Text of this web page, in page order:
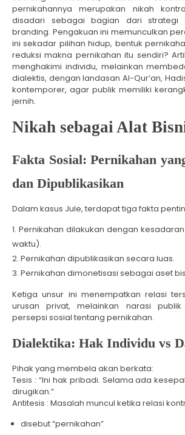
pernikahannya merupakan nikah
disadari sebagai bagian dari strategi
branding. Pengakuan ini memunculkan
ini sekadar pilihan hidup, bentuk
reduksi makna pernikahan itu sendiri?
menghakimi individu, melainkan
dialektis, dengan landasan Al-Qur’an,
kontemporer, agar publik memiliki
jernih.
Nikah sebagai Alat
Fakta Sosial: Pernikahan
dan Dipublikasikan
Dalam kasus Jule, terdapat tiga fakta
Pernikahan dilakukan dengan
waktu).
Pernikahan dipublikasikan secara luas.
Pernikahan dimonetisasi sebagai aset
Ketiga unsur ini menempatkan relasi
urusan privat, melainkan narasi
persepsi sosial tentang pernikahan.
Dialektika: Hak Individu vs
Pihak yang membela akan berkata:
Tesis : “Ini hak pribadi. Selama ada
dirugikan.”
Antitesis : Masalah muncul ketika relasi
disebut “pernikahan”